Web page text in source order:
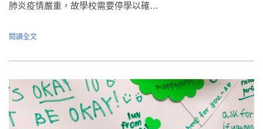
肺炎疫情嚴重，故學校需要停學以確…
閱讀全文